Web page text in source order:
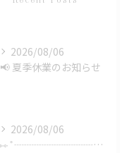
2026/08/06
📢 夏季休業のお知らせ
2026/08/06
⑅∙˚┈┈┈┈┈┈┈┈┈┈┈┈˚∙⑅